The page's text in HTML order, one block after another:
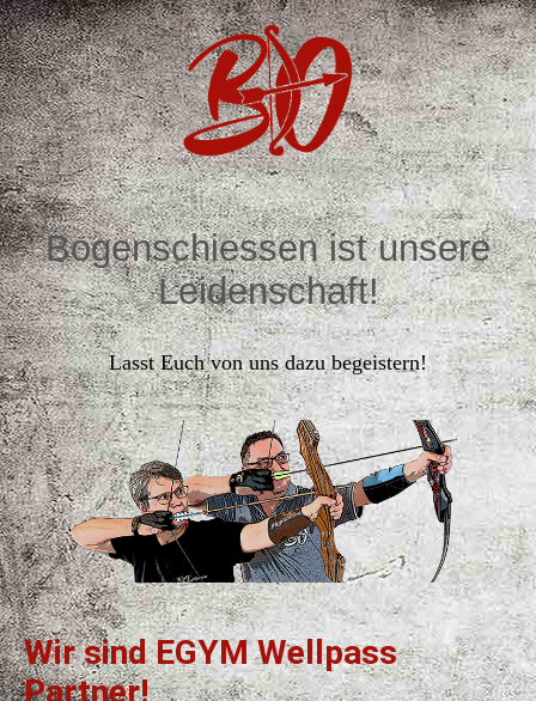
Bogenschiessen ist unsere
Leidenschaft!
Lasst Euch von uns dazu begeistern!
Wir sind EGYM Wellpass
Partner!